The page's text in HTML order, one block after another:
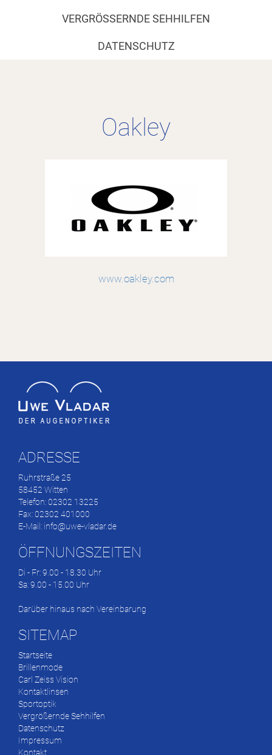
VERGRÖSSERNDE SEHHILFEN
DATENSCHUTZ
Oakley
www.oakley.com
ADRESSE
Ruhrstraße 25
58452 Witten
Telefon: 02302 13225
Fax: 02302 401000
E-Mail: info@uwe-vladar.de
ÖFFNUNGSZEITEN
Di - Fr: 9.00 - 18.30 Uhr
Sa: 9.00 - 15.00 Uhr
Darüber hinaus nach Vereinbarung
SITEMAP
Startseite
Brillenmode
Carl Zeiss Vision
Kontaktlinsen
Sportoptik
Vergrößernde Sehhilfen
Datenschutz
Impressum
Kontakt